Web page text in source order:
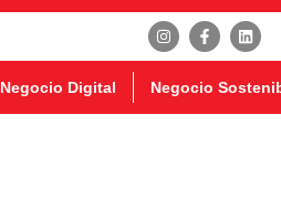
Negocio Digital Negocio